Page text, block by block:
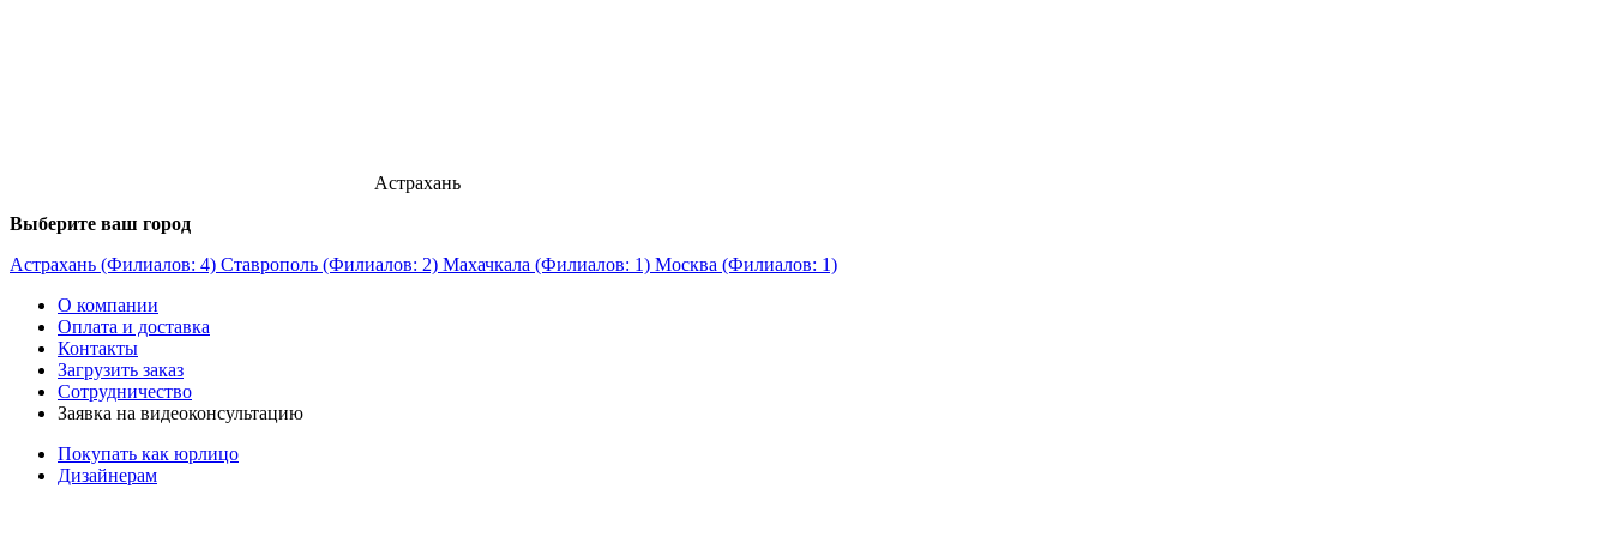
Астрахань
Выберите ваш город
Астрахань (Филиалов: 4) Ставрополь (Филиалов: 2) Махачкала (Филиалов: 1) Москва (Филиалов: 1)
О компании
Оплата и доставка
Контакты
Загрузить заказ
Сотрудничество
Заявка на видеоконсультацию
Покупать как юрлицо
Дизайнерам